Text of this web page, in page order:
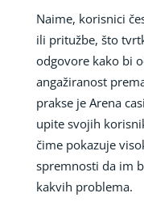
Naime, korisnici
ili pritužbe, što
odgovore kako bi
angažiranost
prakse je Arena
upite svojih
čime pokazuje
spremnosti da im
kakvih problema.